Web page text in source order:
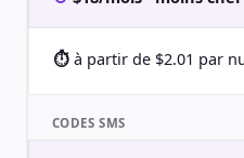
à partir de $2.01 par
CODES SMS